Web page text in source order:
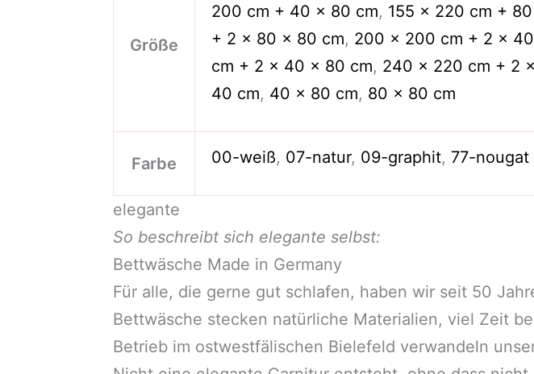
Größe
200 cm + 40 x 80 cm, 155 x 220 cm +
+ 2 x 80 x 80 cm, 200 x 200 cm + 2 x
cm + 2 x 40 x 80 cm, 240 x 220 cm + 2
40 cm, 40 x 80 cm, 80 x 80 cm
Farbe 00-weiß, 07-natur, 09-graphit, 77-nougat
elegante
So beschreibt sich elegante selbst:
Bettwäsche Made in Germany
Für alle, die gerne gut schlafen, haben wir seit 50
Bettwäsche stecken natürliche Materialien, viel Zeit
Betrieb im ostwestfälischen Bielefeld verwandeln